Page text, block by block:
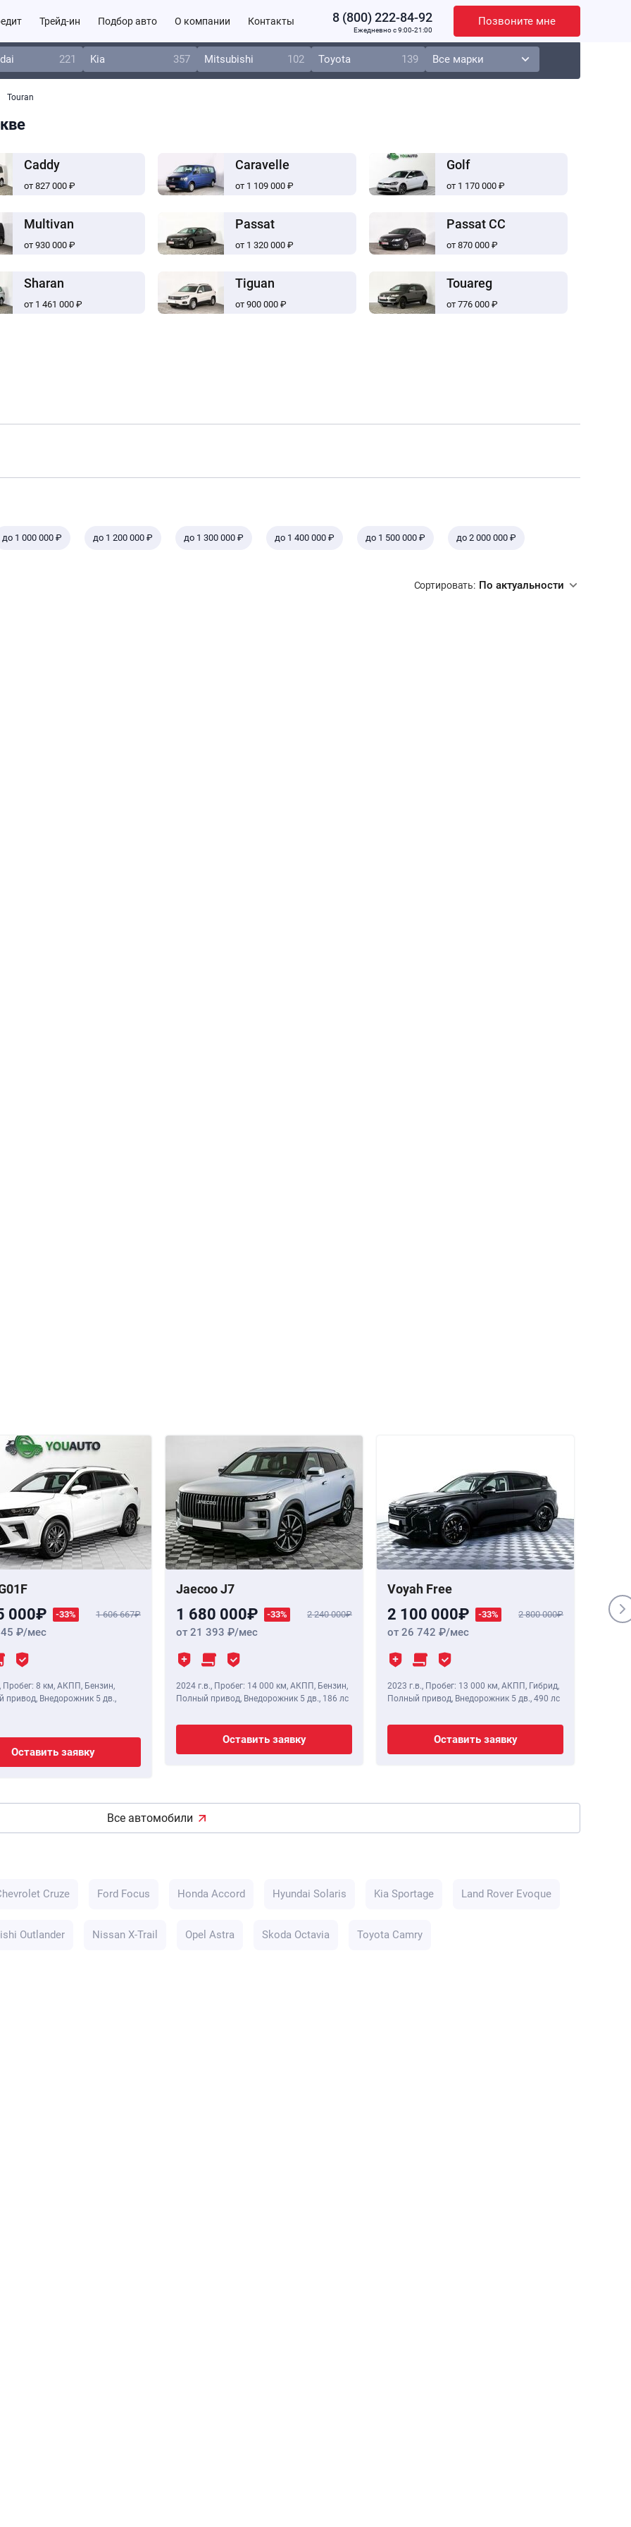
Трейд-ин Подбор авто О компании Контакты 8 (800) 222-84-92
Ежедневно c 9:00-21:00
Позвоните мне
221 Kia 357 Mitsubishi 102 Toyota 139
Touran
Caddy
от 827 000 ₽
Caravelle
от 1 109 000 ₽
Golf
от 1 170 000 ₽
Multivan
от 930 000 ₽
Passat
от 1 320 000 ₽
Passat CC
от 870 000 ₽
Sharan
от 1 461 000 ₽
Tiguan
от 900 000 ₽
Touareg
от 776 000 ₽
до 1 000 000 ₽ до 1 200 000 ₽ до 1 300 000 ₽ до 1 400 000 ₽ до 1 500 000 ₽ до 2 000 000 ₽
Сортировать: По актуальности
000 -33% 1 606 667
/мес
, Пробег: 8 км, АКПП, Бензин,
привод, Внедорожник 5 дв.,
Оставить заявку
Jaecoo J7
1 680 000 -33% 2 240 000
от 21 393 /мес
2024 г.в., Пробег: 14 000 км, АКПП, Бензин,
Полный привод, Внедорожник 5 дв., 186 лс
Оставить заявку
Voyah Free
2 100 000 -33% 2 800 000
от 26 742 /мес
2023 г.в., Пробег: 13 000 км, АКПП, Гибрид,
Полный привод, Внедорожник 5 дв., 490 лс
Оставить заявку
1
Все автомобили
Cruze Ford Focus Honda Accord Hyundai Solaris Kia Sportage Land Rover Evoque
Outlander Nissan X-Trail Opel Astra Skoda Octavia Toyota Camry